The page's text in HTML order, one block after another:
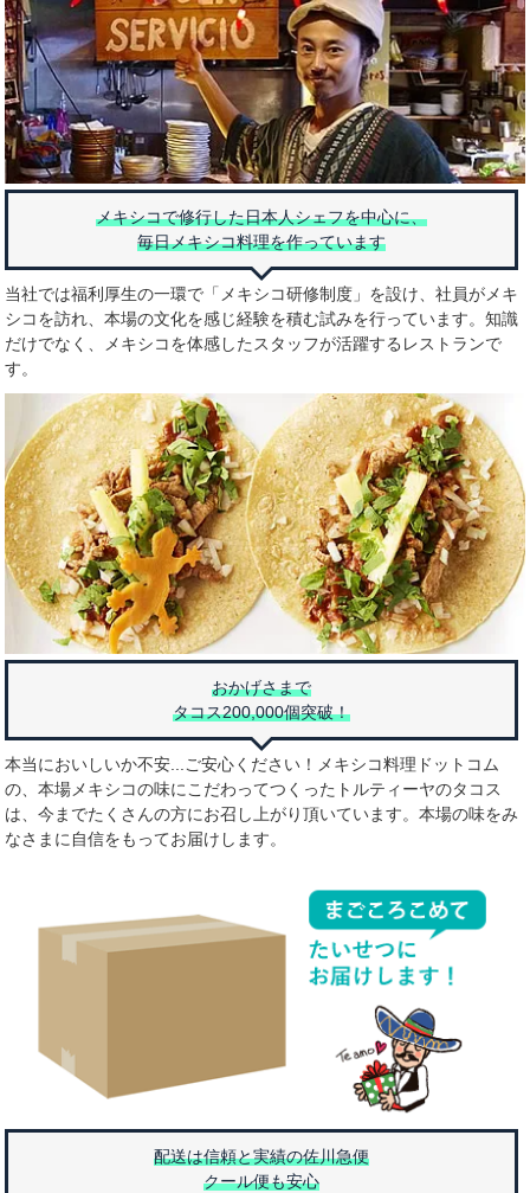
メキシコで修行した日本人シェフを中心に、
毎日メキシコ料理を作っています
当社では福利厚生の一環で「メキシコ研修制度」を設け、社員がメキ
シコを訪れ、本場の文化を感じ経験を積む試みを行っています。知識
だけでなく、メキシコを体感したスタッフが活躍するレストランで
す。
おかげさまで
タコス200,000個突破！
本当においしいか不安...ご安心ください！メキシコ料理ドットコム
の、本場メキシコの味にこだわってつくったトルティーヤのタコス
は、今までたくさんの方にお召し上がり頂いています。本場の味をみ
なさまに自信をもってお届けします。
配送は信頼と実績の佐川急便
クール便も安心